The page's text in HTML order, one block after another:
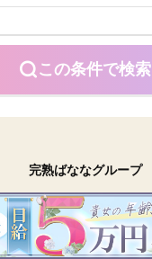
この条件で検索
完熟ばななグループ